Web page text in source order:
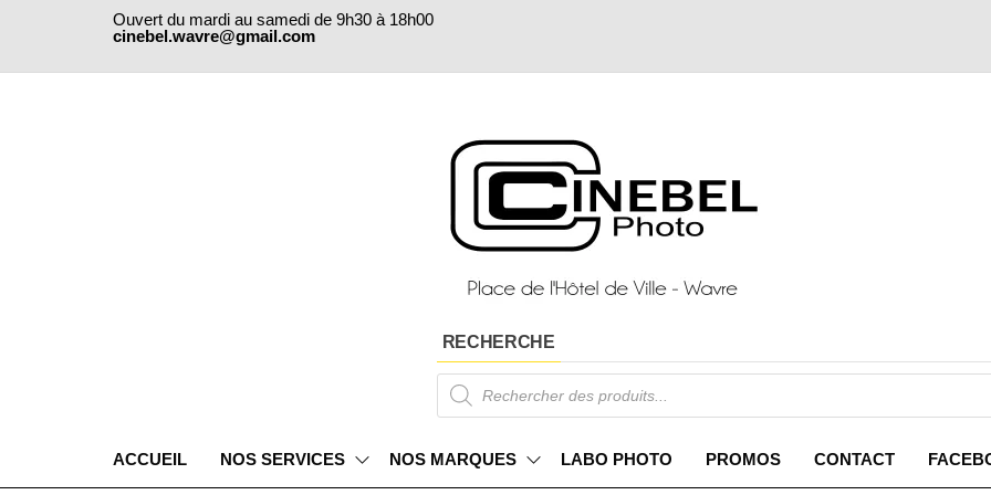
Ouvert du mardi au samedi de 9h30 à 18h00
cinebel.wavre@gmail.com
RECHERCHE
Products
search
ACCUEIL NOS SERVICES NOS MARQUES LABO PHOTO PROMOS CONTACT